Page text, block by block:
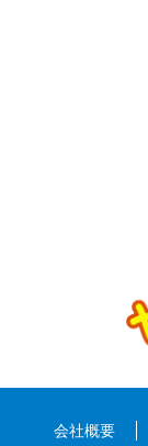
会社概要